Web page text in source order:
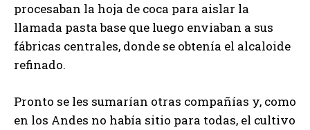
procesaban la hoja de coca para aislar la
llamada pasta base que luego enviaban a sus
fábricas centrales, donde se obtenía el alcaloide
refinado.
Pronto se les sumarían otras compañías y, como
en los Andes no había sitio para todas, el cultivo